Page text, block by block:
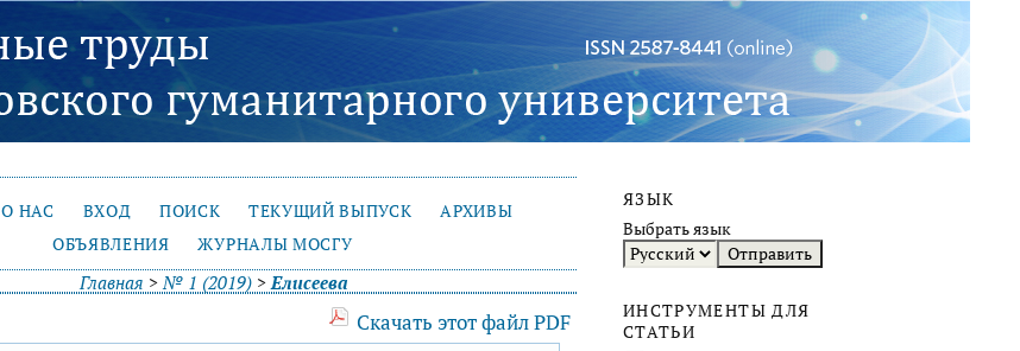
ЯЗЫК
Выбрать язык
ИНСТРУМЕНТЫ ДЛЯ
СТАТЬИ
О НАС ВХОД ПОИСК ТЕКУЩИЙ ВЫПУСК
АРХИВЫ
ОБЪЯВЛЕНИЯ
ЖУРНАЛЫ МОСГУ
Главная >№ 1 (2019) >Елисеева
Скачать этот файл PDF